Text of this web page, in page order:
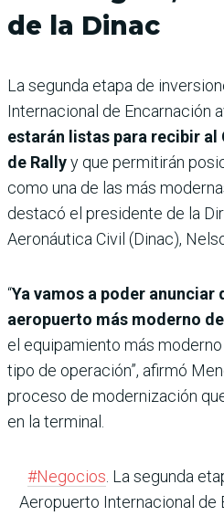
de la Dinac
La segunda etapa de
Internacional de Encarnación
estarán listas para recibir al
de Rallyy que permitirán
como una de las más
destacó el presidente de la
Aeronáutica Civil (Dinac),
“Ya vamos a poder anunciar
aeropuerto más moderno
el equipamiento más
tipo de operación”, afirmó
proceso de modernización
en la terminal.
#Negocios . La segunda
Aeropuerto Internacional de